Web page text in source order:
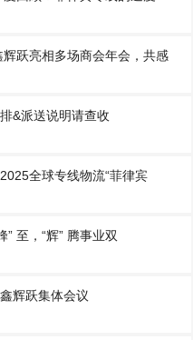
跃亮相多场商会年会，共感
&派送说明请查收
全球专线物流“菲律宾
至，“辉” 腾事业双
辉跃集体会议